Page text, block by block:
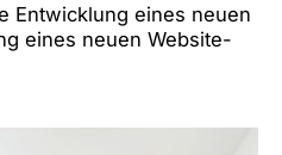
Entwicklung eines neuen
eines neuen Website-